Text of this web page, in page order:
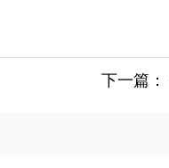
下一篇：